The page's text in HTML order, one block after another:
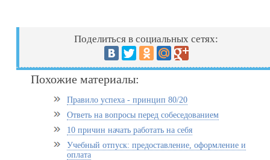
Поделиться в социальных сетях:
Похожие материалы:
Правило успеха - принцип 80/20
Ответь на вопросы перед собеседованием
10 причин начать работать на себя
Учебный отпуск: предоставление, оформление и
оплата